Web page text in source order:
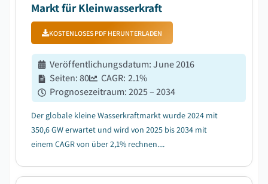
Markt für Kleinwasserkraft
KOSTENLOSES PDF HERUNTERLADEN
Veröffentlichungsdatum:June 2016
Seiten:80 CAGR: 2.1%
Prognosezeitraum:2025 – 2034
Der globale kleine Wasserkraftmarkt wurde 2024 mit
350,6 GW erwartet und wird von 2025 bis 2034 mit
einem CAGR von über 2,1% rechnen....